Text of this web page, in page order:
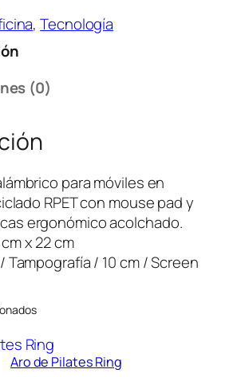
, Tecnología
(0)
para móviles en
RPET con mouse pad y
ergonómico acolchado.
x 22 cm
Tampografía / 10 cm / Screen
Aro de Pilates Ring